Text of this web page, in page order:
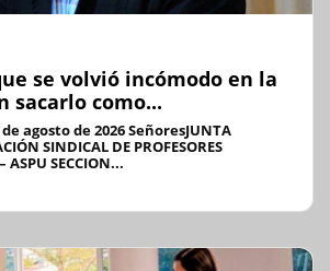
se volvió incómodo en la
sacarlo como...
agosto de 2026 SeñoresJUNTA
SINDICAL DE PROFESORES
ASPU SECCION...